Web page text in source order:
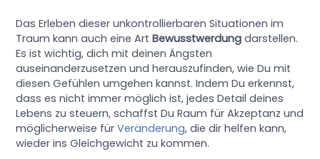
Das Erleben dieser unkontrollierbaren Situationen im
Traum kann auch eine ArtBewusstwerdung darstellen.
Es ist wichtig, dich mit deinen Ängsten
auseinanderzusetzen und herauszufinden, wie Du mit
diesen Gefühlen umgehen kannst. Indem Du erkennst,
dass es nicht immer möglich ist, jedes Detail deines
Lebens zu steuern, schaffst Du Raum für Akzeptanz und
möglicherweise fürVeränderung, die dir helfen kann,
wieder ins Gleichgewicht zu kommen.